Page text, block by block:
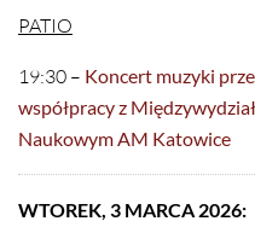
PATIO
19:30 – Koncert muzyki
współpracy z
Naukowym AM Katowice
WTOREK, 3 MARCA 2026: